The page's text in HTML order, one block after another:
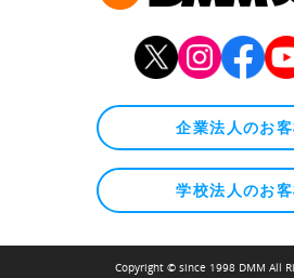
企業法人のお
学校法人のお
Copyright © since 1998 DMM All